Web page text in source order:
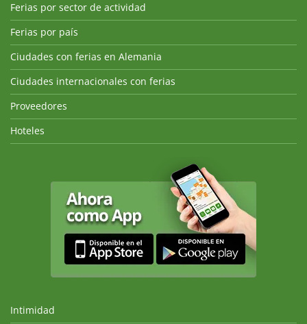
Ferias por sector de actividad
Ferias por país
Ciudades con ferias en Alemania
Ciudades internacionales con ferias
Proveedores
Hoteles
Intimidad